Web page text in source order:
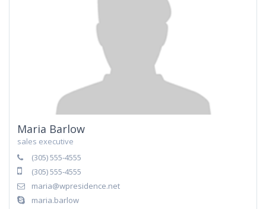
Maria Barlow
sales executive
(305) 555-4555
(305) 555-4555
maria@wpresidence.net
maria.barlow